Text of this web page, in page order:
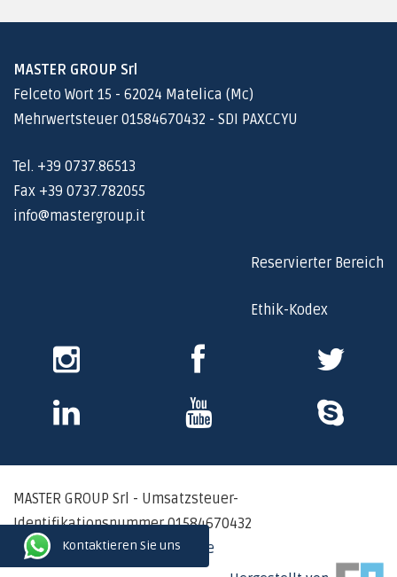
Kontaktieren Sie uns
MASTER GROUP Srl
Felceto Wort 15 - 62024 Matelica (Mc)
Mehrwertsteuer 01584670432 - SDI PAXCCYU
Tel. +39 0737.86513
Fax +39 0737.782055
info@mastergroup.it
Reservierter Bereich
Ethik-Kodex
Instagram
Skype Youtube
MASTER GROUP Srl - Umsatzsteuer-
Identifikationsnummer 01584670432
Datenschutzerklärung - Cookie